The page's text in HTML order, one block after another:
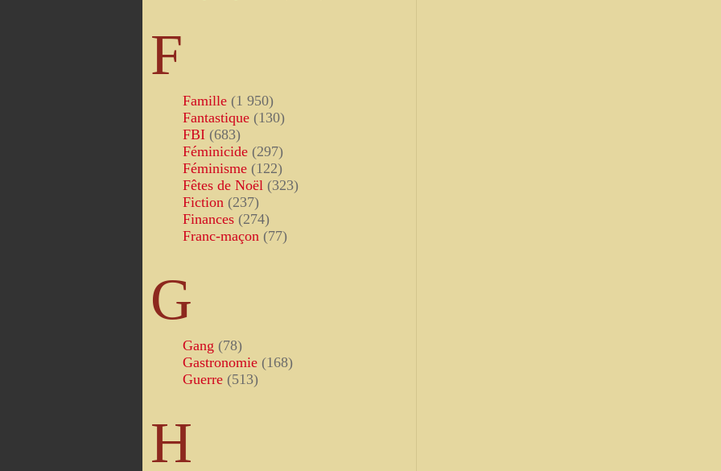
F
Famille (1 950)
Fantastique (130)
FBI (683)
Féminicide (297)
Féminisme (122)
Fêtes de Noël (323)
Fiction (237)
Finances (274)
Franc-maçon (77)
G
Gang (78)
Gastronomie (168)
Guerre (513)
H